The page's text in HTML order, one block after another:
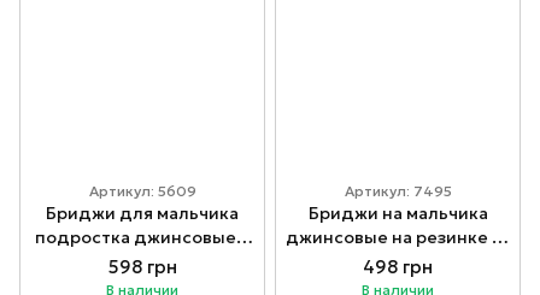
Артикул: 5609
Бриджи для мальчика
подростка джинсовые с
поясом 11-16 лет
598 грн
В наличии
Артикул: 7495
Бриджи на мальчика
джинсовые на резинке 8-
12 лет
498 грн
В наличии